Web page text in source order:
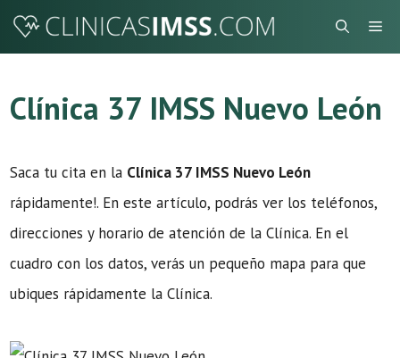
Saltar
Clínica 37 IMSS Nuevo León
Saca tu cita en la Clínica 37 IMSS Nuevo León
rápidamente!. En este artículo, podrás ver los teléfonos,
direcciones y horario de atención de la Clínica. En el
cuadro con los datos, verás un pequeño mapa para que
ubiques rápidamente la Clínica.